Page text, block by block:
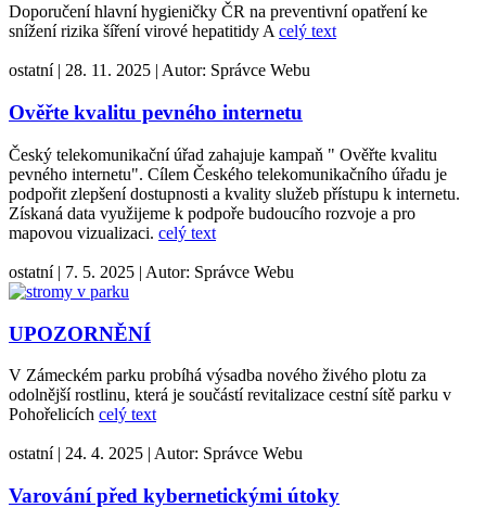
Doporučení hlavní hygieničky ČR na preventivní opatření ke
snížení rizika šíření virové hepatitidy A celý text
ostatní | 28. 11. 2025 | Autor: Správce Webu
Ověřte kvalitu pevného internetu
Český telekomunikační úřad zahajuje kampaň " Ověřte kvalitu
pevného internetu". Cílem Českého telekomunikačního úřadu je
podpořit zlepšení dostupnosti a kvality služeb přístupu k internetu.
Získaná data využijeme k podpoře budoucího rozvoje a pro
mapovou vizualizaci. celý text
ostatní | 7. 5. 2025 | Autor: Správce Webu
UPOZORNĚNÍ
V Zámeckém parku probíhá výsadba nového živého plotu za
odolnější rostlinu, která je součástí revitalizace cestní sítě parku v
Pohořelicích celý text
ostatní | 24. 4. 2025 | Autor: Správce Webu
Varování před kybernetickými útoky